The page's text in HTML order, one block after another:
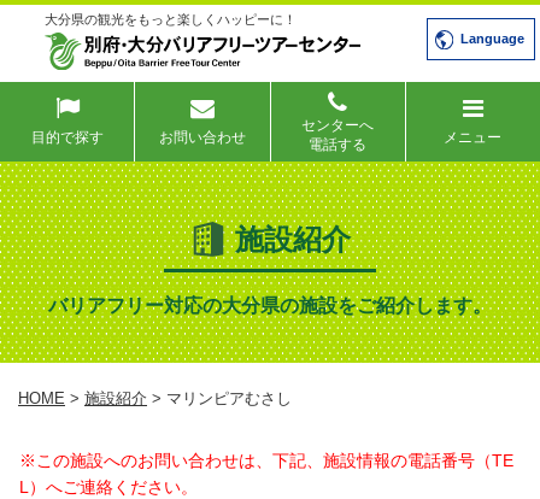
大分県の観光をもっと楽しくハッピーに！
Language
目的で探す お問い合わせ
センターへ
電話する
メニュー
施設紹介
バリアフリー対応の大分県の施設をご紹介します。
HOME > 施設紹介 > マリンピアむさし
※この施設へのお問い合わせは、下記、施設情報の電話番号（TE
L）へご連絡ください。